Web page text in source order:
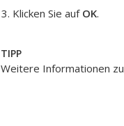
Klicken Sie auf OK.
TIPP
Weitere Informationen